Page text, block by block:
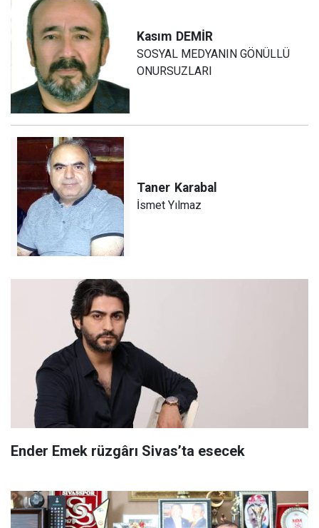
Kasım DEMİR
SOSYAL MEDYANIN GÖNÜLLÜ
ONURSUZLARI
Taner Karabal
İsmet Yılmaz
Ender Emek rüzgârı Sivas’ta esecek